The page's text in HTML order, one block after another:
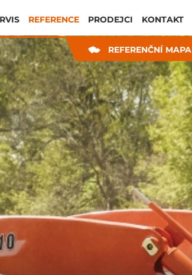
REFERENCE PRODEJCI KONTAKT
REFERENČNÍ MAPA